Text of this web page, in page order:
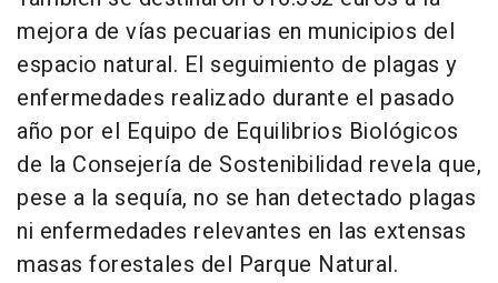
mejora de vías pecuarias en municipios del
espacio natural. El seguimiento de plagas y
enfermedades realizado durante el pasado
año por el Equipo de Equilibrios Biológicos
de la Consejería de Sostenibilidad revela que,
pese a la sequía, no se han detectado plagas
ni enfermedades relevantes en las extensas
masas forestales del Parque Natural.